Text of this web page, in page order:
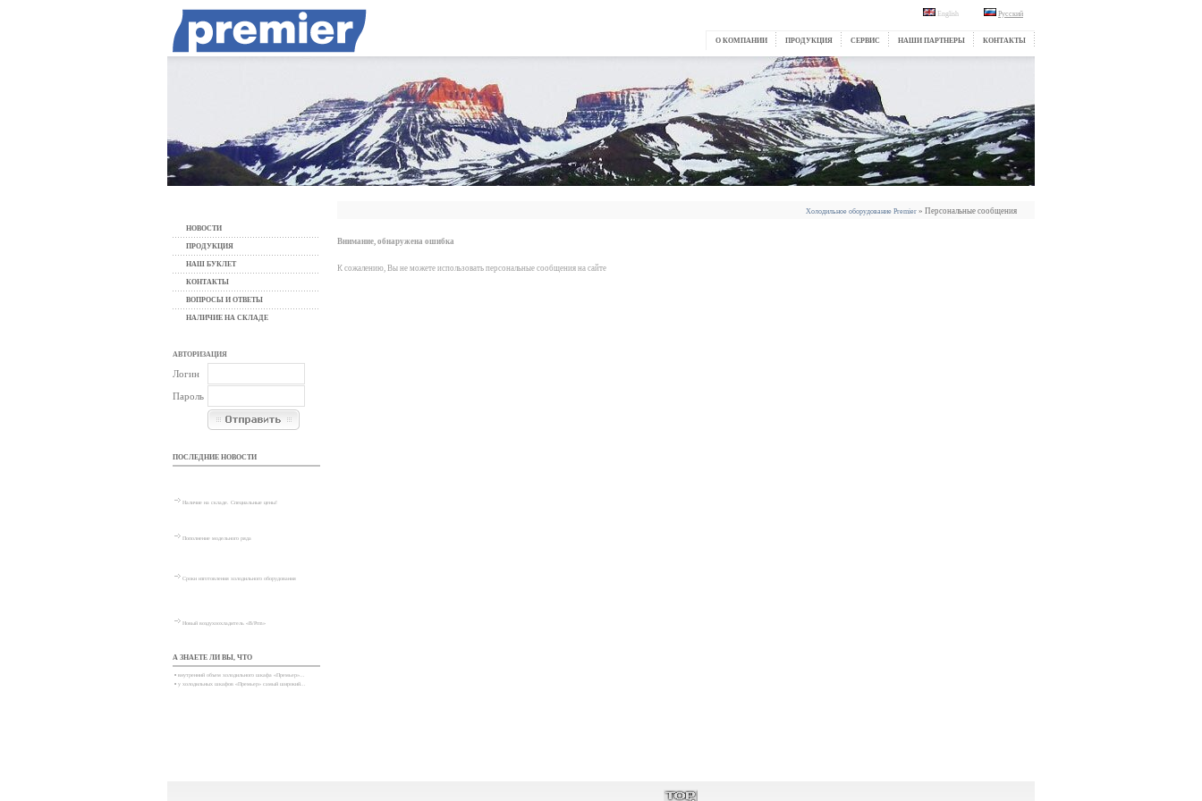
English Русский
О КОМПАНИИ ПРОДУКЦИЯ СЕРВИС НАШИ ПАРТНЕРЫ КОНТАКТЫ
НОВОСТИ
ПРОДУКЦИЯ
НАШ БУКЛЕТ
КОНТАКТЫ
ВОПРОСЫ И ОТВЕТЫ
НАЛИЧИЕ НА СКЛАДЕ
АВТОРИЗАЦИЯ
Логин
Пароль
ПОСЛЕДНИЕ НОВОСТИ
Наличие на складе. Специальные цены!
Пополнение модельного ряда
Сроки изготовления холодильного оборудования
Новый воздухоохладитель «В/Prm»
А ЗНАЕТЕ ЛИ ВЫ, ЧТО
• внутренний объем холодильного шкафа «Премьер»...
• у холодильных шкафов «Премьер» самый широкий...
Холодильное оборудование Premier » Персональные сообщения
Внимание, обнаружена ошибка
К сожалению, Вы не можете использовать персональные сообщения на сайте